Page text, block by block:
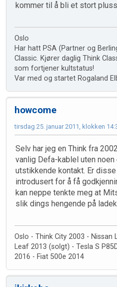
kommer til å bli et stort
Oslo
Har hatt PSA (Partner og
Classic. Kjører daglig Think
som fortjener kultstatus!
Var med og startet Rogaland
howcome
tirsdag 25. januar 2011, klokken
Selv har jeg en Think fra
vanlig Defa-kablel uten
utstikkende kontakt. Er
introdusert for å få
kan neppe tenkte meg at
slik dings hengende på
Oslo - Think City 2003 - Nissan
Leaf 2013 (solgt) - Tesla S
2016 - Fiat 500e 2014